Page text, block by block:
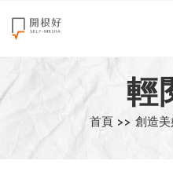
來點正能量
世界在想什麼
創造美好生活
輕
首頁 >> 創造